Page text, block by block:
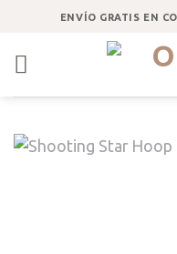
contenido
ENVÍO GRATIS EN